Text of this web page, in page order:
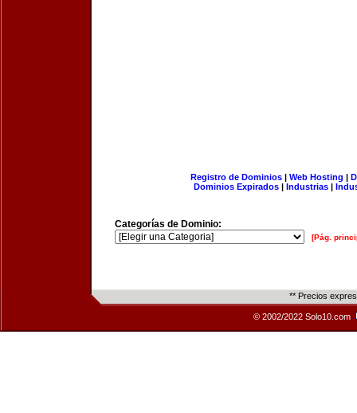
Registro de Dominios| Web Hosting |
Dominios Expirados | Industrias |
Categorías de Dominio:
[Pág.
** Precios
© 2002/2022 Solo10.com